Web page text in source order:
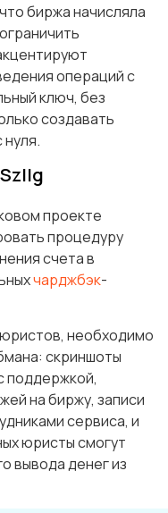
биржа начисляла
операций с
ключ, без
создавать
нуля.
проекте
процедуру
счета в
чарджбэк-
необходимо
скриншоты
поддержкой,
на биржу, записи
сервиса, и
юристы смогут
вывода денег из